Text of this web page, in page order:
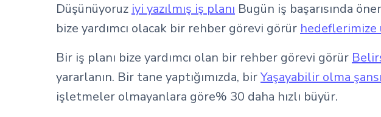
Düşünüyoruz iyi yazılmış iş planı Bugün iş başarısında
bize yardımcı olacak bir rehber görevi görür hedeflerimize
Bir iş planı bize yardımcı olan bir rehber görevi görür
yararlanın. Bir tane yaptığımızda, birYaşayabilir olma
işletmeler olmayanlara göre% 30 daha hızlı büyür.